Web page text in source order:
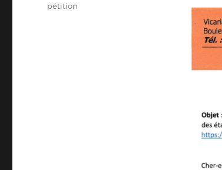
Étiquettes
pétition